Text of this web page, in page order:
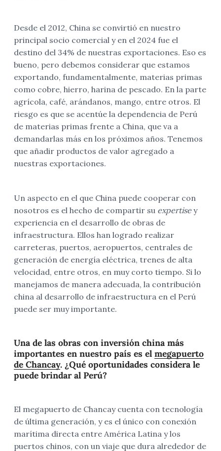
Desde el 2012, China se convirtió en nuestro
principal socio comercial y en el 2024 fue el
destino del 34% de nuestras exportaciones. Eso es
bueno, pero debemos considerar que estamos
exportando, fundamentalmente, materias primas
como cobre, hierro, harina de pescado. En la parte
agrícola, café, arándanos, mango, entre otros. El
riesgo es que se acentúe la dependencia de Perú
de materias primas frente a China, que va a
demandarlas más en los próximos años. Tenemos
que añadir productos de valor agregado a
nuestras exportaciones.
Un aspecto en el que China puede cooperar con
nosotros es el hecho de compartir su expertisey
experiencia en el desarrollo de obras de
infraestructura. Ellos han logrado realizar
carreteras, puertos, aeropuertos, centrales de
generación de energía eléctrica, trenes de alta
velocidad, entre otros, en muy corto tiempo. Si lo
manejamos de manera adecuada, la contribución
china al desarrollo de infraestructura en el Perú
puede ser muy importante.
Una de las obras con inversión china más
importantes en nuestro país es el megapuerto
de Chancay. ¿Qué oportunidades considera le
puede brindar al Perú?
El megapuerto de Chancay cuenta con tecnología
de última generación, y es el único con conexión
marítima directa entre América Latina y los
puertos chinos, con un viaje que dura alrededor de